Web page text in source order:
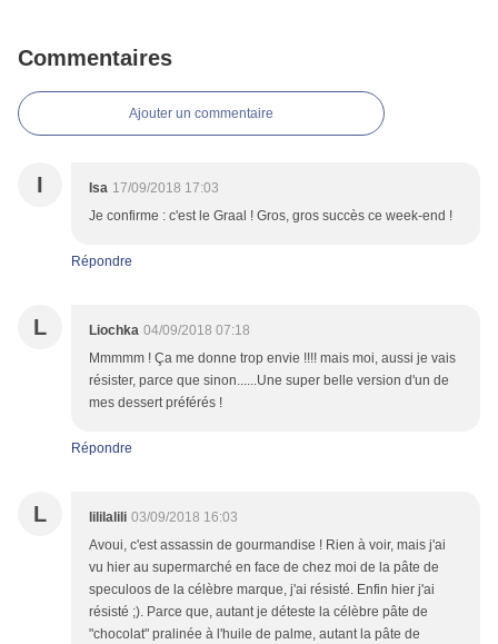
Commentaires
Ajouter un commentaire
I Isa 17/09/2018 17:03
Je confirme : c'est le Graal ! Gros, gros succès ce week-end !
Répondre
L Liochka 04/09/2018 07:18
Mmmmm ! Ça me donne trop envie !!!! mais moi, aussi je vais
résister, parce que sinon......Une super belle version d'un de
mes dessert préférés !
Répondre
L lililalili 03/09/2018 16:03
Avoui, c'est assassin de gourmandise ! Rien à voir, mais j'ai
vu hier au supermarché en face de chez moi de la pâte de
speculoos de la célèbre marque, j'ai résisté. Enfin hier j'ai
résisté ;). Parce que, autant je déteste la célèbre pâte de
"chocolat" pralinée à l'huile de palme, autant la pâte de